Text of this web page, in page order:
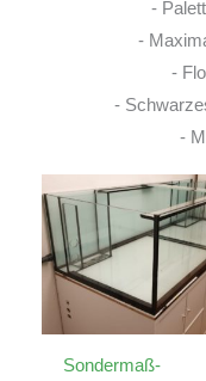
-
-
-
-
-
Sondermaß-